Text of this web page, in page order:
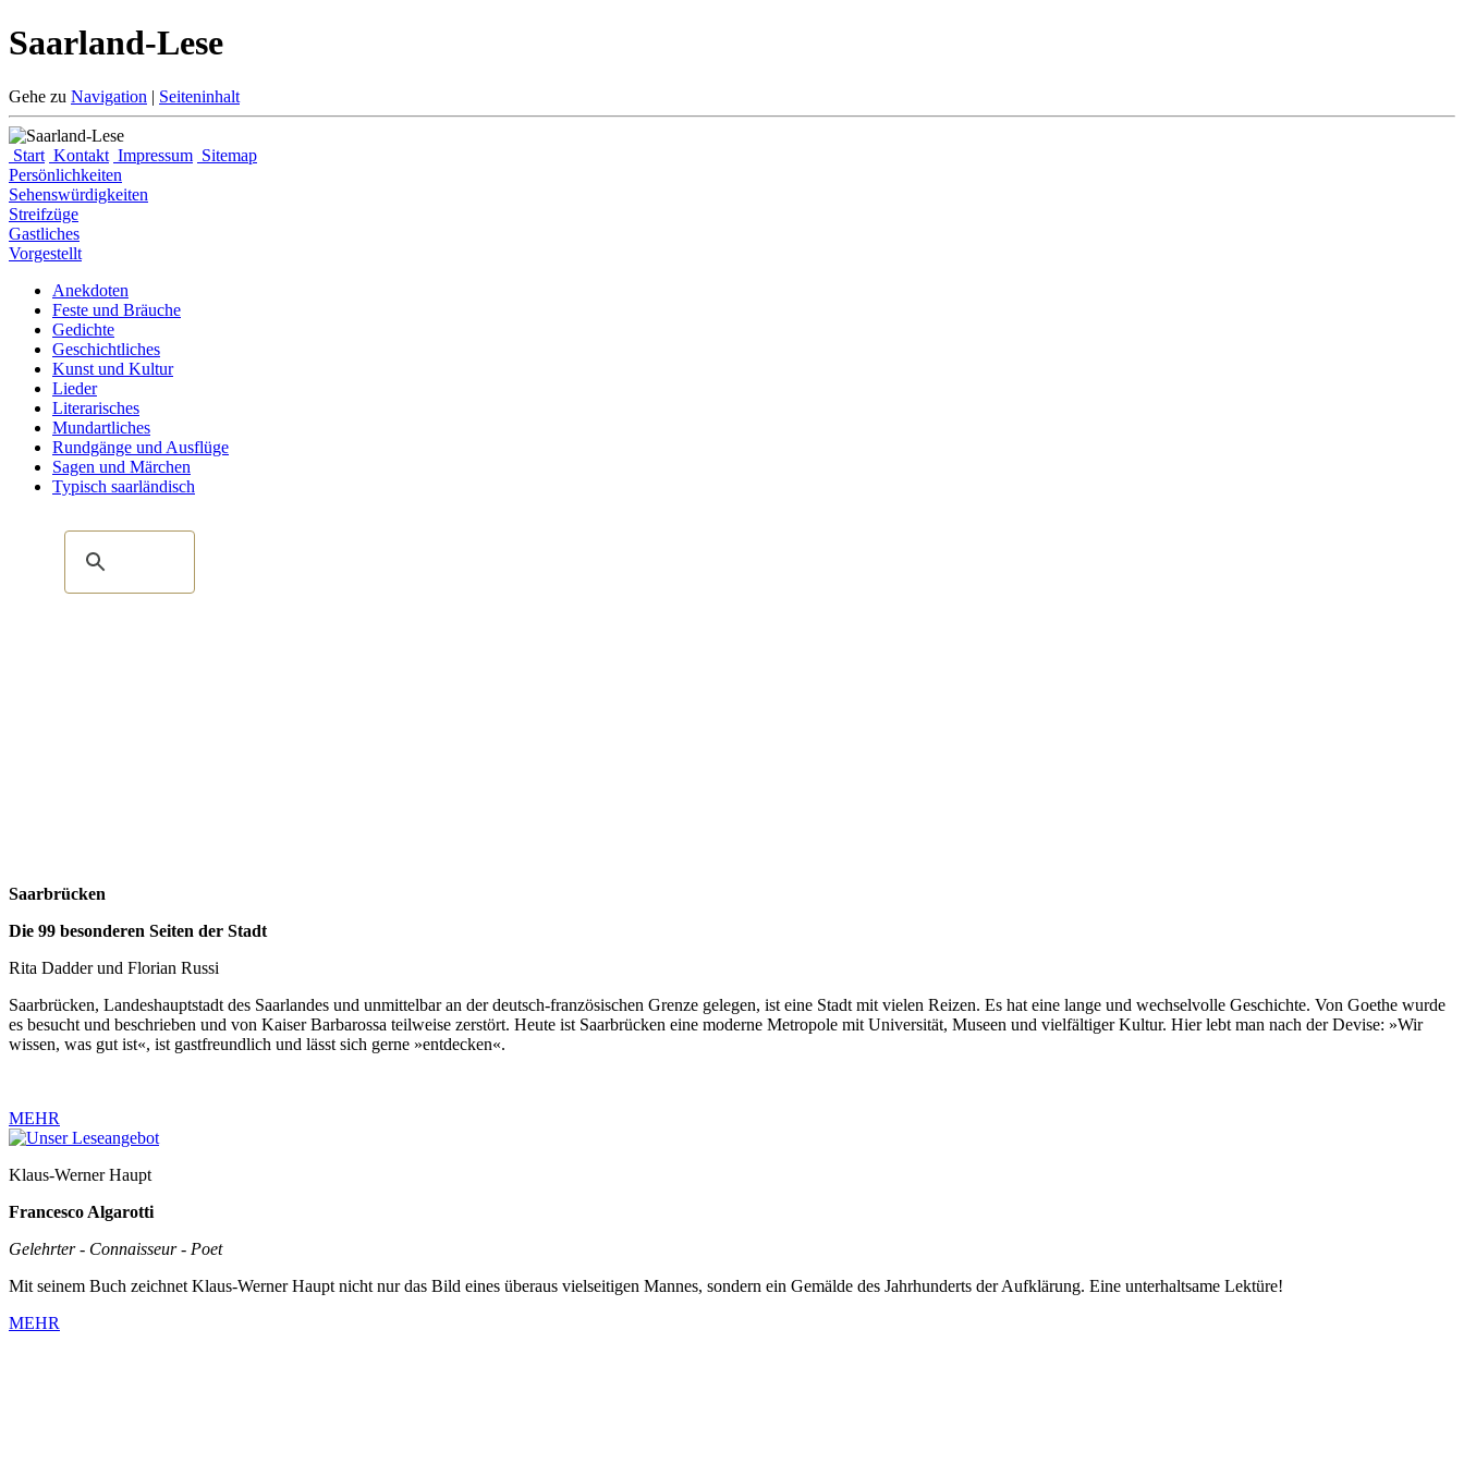
Saarland-Lese
Gehe zu Navigation | Seiteninhalt
Start Kontakt Impressum Sitemap
Persönlichkeiten
Sehenswürdigkeiten
Streifzüge
Gastliches
Vorgestellt
Anekdoten
Feste und Bräuche
Gedichte
Geschichtliches
Kunst und Kultur
Lieder
Literarisches
Mundartliches
Rundgänge und Ausflüge
Sagen und Märchen
Typisch saarländisch
Saarbrücken
Die 99 besonderen Seiten der Stadt
Rita Dadder und Florian Russi
Saarbrücken, Landeshauptstadt des Saarlandes und unmittelbar an der deutsch-französischen Grenze gelegen, ist eine Stadt mit vielen Reizen. Es hat eine lange und wechselvolle Geschichte. Von Goethe wurde
es besucht und beschrieben und von Kaiser Barbarossa teilweise zerstört. Heute ist Saarbrücken eine moderne Metropole mit Universität, Museen und vielfältiger Kultur. Hier lebt man nach der Devise: »Wir
wissen, was gut ist«, ist gastfreundlich und lässt sich gerne »entdecken«.
MEHR
Klaus-Werner Haupt
Francesco Algarotti
Gelehrter - Connaisseur - Poet
Mit seinem Buch zeichnet Klaus-Werner Haupt nicht nur das Bild eines überaus vielseitigen Mannes, sondern ein Gemälde des Jahrhunderts der Aufklärung. Eine unterhaltsame Lektüre!
MEHR